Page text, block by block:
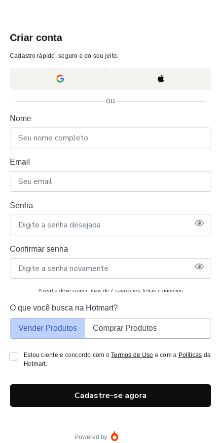
Criar conta
Cadastro rápido, seguro e do seu jeito.
ou
Nome
Email
Senha
Confirmar senha
A senha deve conter: mais de 7 caracteres, letras e números
O que você busca na Hotmart?
Vender Produtos Comprar Produtos
Estou ciente e concordo com oTermos de Uso e com a Políticas da
Hotmart.
Cadastre-se agora
Powered by